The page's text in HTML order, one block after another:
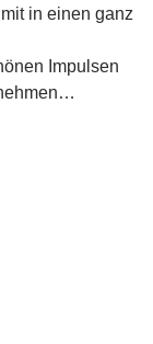
in einen ganz
Impulsen